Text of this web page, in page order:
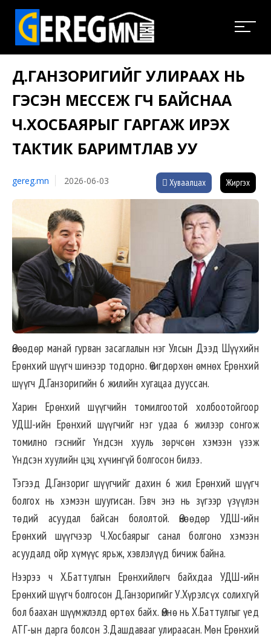
Д.ГАНЗОРИГИЙГ УЛИРААХ НЬ
ГЭСЭН МЕССЕЖ ӨГЧ БАЙСНАА
Ч.ХОСБАЯРЫГ ГАРГАЖ ИРЭХ
ТАКТИК БАРИМТЛАВ УУ
gereg.mn 2026-06-03 Хуваалцах Жиргэх
Өнөөдөр манай гурван засаглалын нэг Улсын Дээд Шүүхийн
Ерөнхий шүүгч шинээр тодорно. Өчигдөрхөн өмнөх Ерөнхий
шүүгч Д.Ганзоригийн 6 жилийн хугацаа дууссан.
Харин Ерөнхий шүүгчийн томилгоотой холбоотойгоор
УДШ-ийн Ерөнхий шүүгчийг нэг удаа 6 жилээр сонгож
томилно гэснийг Үндсэн хууль зөрчсөн хэмээн үзэж
Үндсэн хуулийн цэц хүчингүй болгосон билээ.
Тэгээд Д.Ганзориг шүүгчийг дахин 6 жил Ерөнхий шүүгч
болгох нь хэмээн шуугисан. Гэвч энэ нь зүгээр үзүүлэн
төдий асуудал байсан бололтой. Өнөөдөр УДШ-ийн
Ерөнхий шүүгчээр Ч.Хосбаярыг санал болгоно хэмээн
асуудалд ойр хүмүүс ярьж, хэвлэлүүд бичиж байна.
Нээрээ ч Х.Баттулгын Ерөнхийлөгч байхдаа УДШ-ийн
Ерөнхий шүүгч болгосон Д.Ганзоригийг У.Хүрэлсүх солихгүй
бол баахан шүүмжлэлд өртөх байх. Өмнө нь Х.Баттулгыг үед
АТГ-ын дарга болсон З.Дашдавааг улираасан. Мөн Ерөнхий